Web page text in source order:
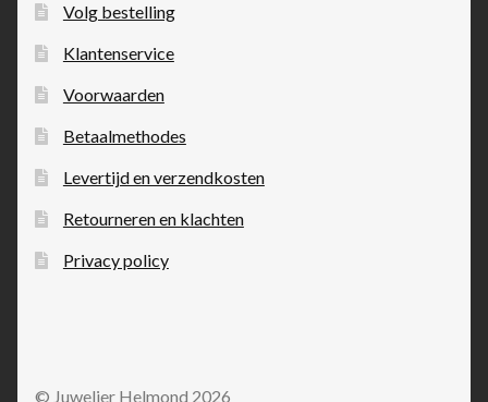
Volg bestelling
Klantenservice
Voorwaarden
Betaalmethodes
Levertijd en verzendkosten
Retourneren en klachten
Privacy policy
© Juwelier Helmond 2026